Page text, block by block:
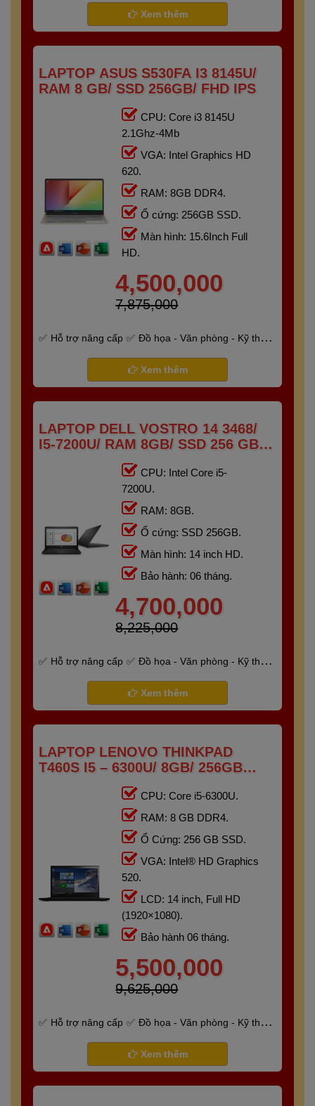
Xem thêm
LAPTOP ASUS S530FA I3 8145U/
RAM 8 GB/ SSD 256GB/ FHD IPS
CPU: Core i3 8145U
2.1Ghz-4Mb
VGA: Intel Graphics HD
620.
RAM: 8GB DDR4.
Ổ cứng: 256GB SSD.
Màn hình: 15.6Inch Full
HD.
4,500,000
7,875,000
Hỗ trợ nâng cấp
Đồ họa - Văn phòng - Kỹ thuật
Xem thêm
LAPTOP DELL VOSTRO 14 3468/
I5-7200U/ RAM 8GB/ SSD 256 GB/
CPU: Intel Core i5-
7200U.
RAM: 8GB.
Ổ cứng: SSD 256GB.
Màn hình: 14 inch HD.
Bảo hành: 06 tháng.
4,700,000
8,225,000
Hỗ trợ nâng cấp
Đồ họa - Văn phòng - Kỹ thuật
Xem thêm
LAPTOP LENOVO THINKPAD
T460S I5 – 6300U/ 8GB/ 256GB
CPU: Core i5-6300U.
RAM: 8 GB DDR4.
Ổ Cứng: 256 GB SSD.
VGA: Intel® HD Graphics
520.
LCD: 14 inch, Full HD
(1920×1080).
Bảo hành 06 tháng.
5,500,000
9,625,000
Hỗ trợ nâng cấp
Đồ họa - Văn phòng - Kỹ thuật
Xem thêm